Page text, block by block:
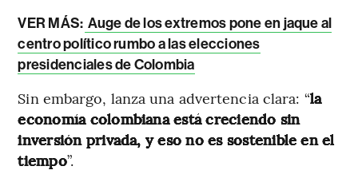
VER MÁS: Auge de los extremos pone en jaque al
centro político rumbo a las elecciones
presidenciales de Colombia
Sin embargo, lanza una advertencia clara: “la
economía colombiana está creciendo sin
inversión privada, y eso no es sostenible en el
tiempo”.